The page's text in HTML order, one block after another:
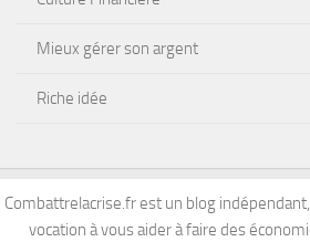
Mieux gérer son argent
Riche idée
Combattrelacrise.fr est un blog
vocation à vous aider à faire des